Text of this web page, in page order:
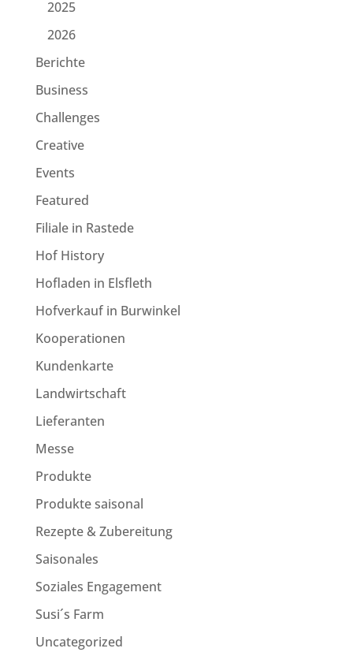
2025
2026
Berichte
Business
Challenges
Creative
Events
Featured
Filiale in Rastede
Hof History
Hofladen in Elsfleth
Hofverkauf in Burwinkel
Kooperationen
Kundenkarte
Landwirtschaft
Lieferanten
Messe
Produkte
Produkte saisonal
Rezepte & Zubereitung
Saisonales
Soziales Engagement
Susi´s Farm
Uncategorized